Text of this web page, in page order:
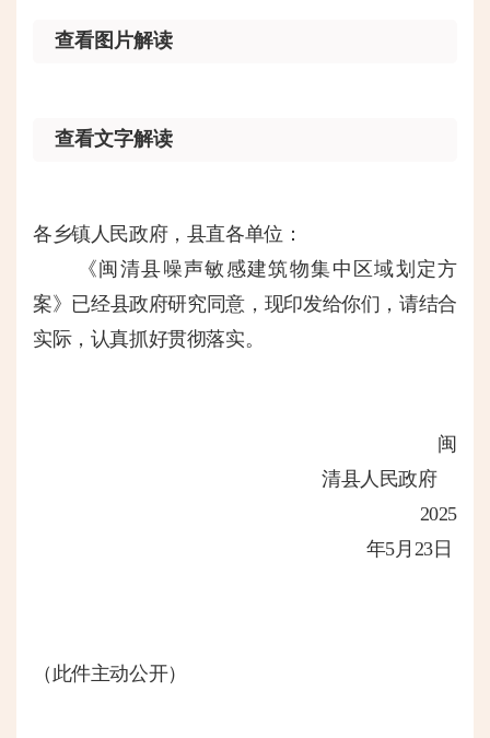
查看图片解读
查看文字解读
各乡镇人民政府，县直各单位 ：
《闽清县噪声敏感建筑物集中区域划定方
案》已经县政府研究同意，现印发给你们，请结合
实际，认真抓好贯彻落实。
闽
清县人民政府
2025
年5月 23日
（此件主动公开）